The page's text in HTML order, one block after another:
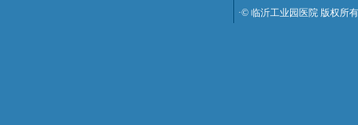
·© 临沂工业园医院 版权所